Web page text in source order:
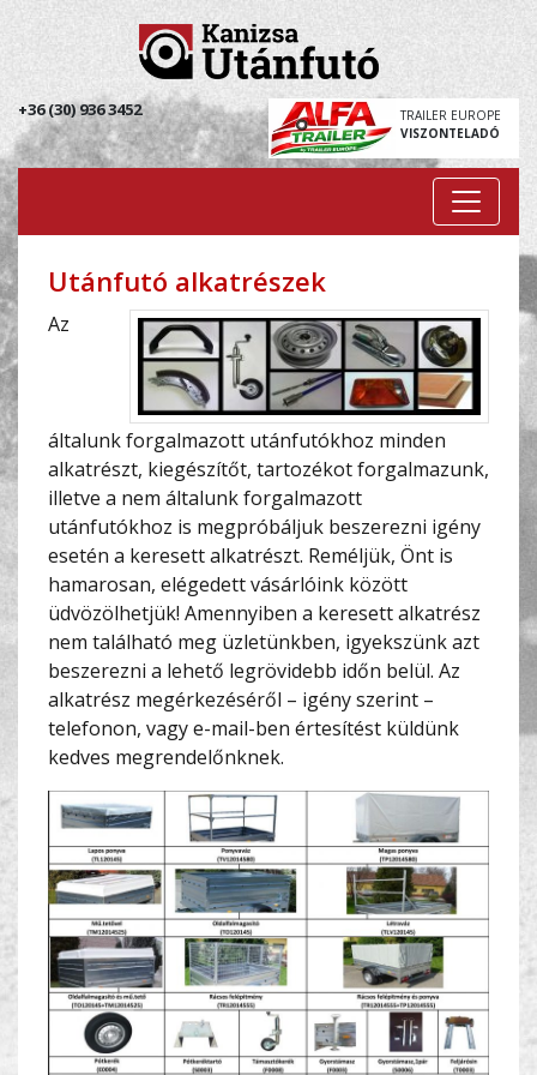
+36 (30) 936 3452
TRAILER EUROPE
VISZONTELADÓ
Utánfutó alkatrészek
Az
általunk forgalmazott utánfutókhoz minden
alkatrészt, kiegészítőt, tartozékot forgalmazunk,
illetve a nem általunk forgalmazott
utánfutókhoz is megpróbáljuk beszerezni igény
esetén a keresett alkatrészt. Reméljük, Önt is
hamarosan, elégedett vásárlóink között
üdvözölhetjük! Amennyiben a keresett alkatrész
nem található meg üzletünkben, igyekszünk azt
beszerezni a lehető legrövidebb időn belül. Az
alkatrész megérkezéséről – igény szerint –
telefonon, vagy e-mail-ben értesítést küldünk
kedves megrendelőnknek.